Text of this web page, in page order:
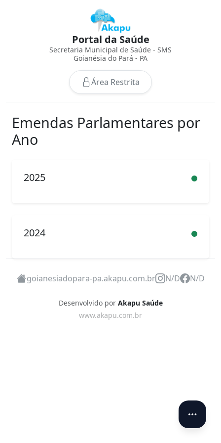
Portal da Saúde
Secretaria Municipal de Saúde - SMS
Goianésia do Pará - PA
Área Restrita
Emendas Parlamentares por
Ano
2025
2024
goianesiadopara-pa.akapu.com.br N/D N/D
Desenvolvido por Akapu Saúde
www.akapu.com.br